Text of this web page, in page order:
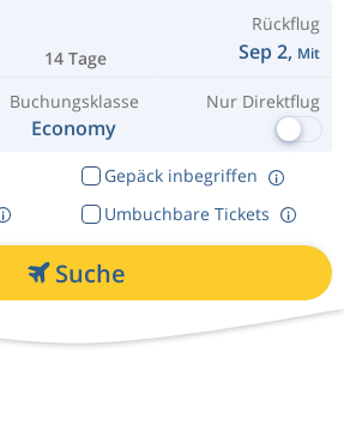
14 Tage
Rückflug
Sep 2, Mit
Buchungsklasse
Economy
Nur Direktflug
Gepäck inbegriffen
Umbuchbare Tickets
Suche